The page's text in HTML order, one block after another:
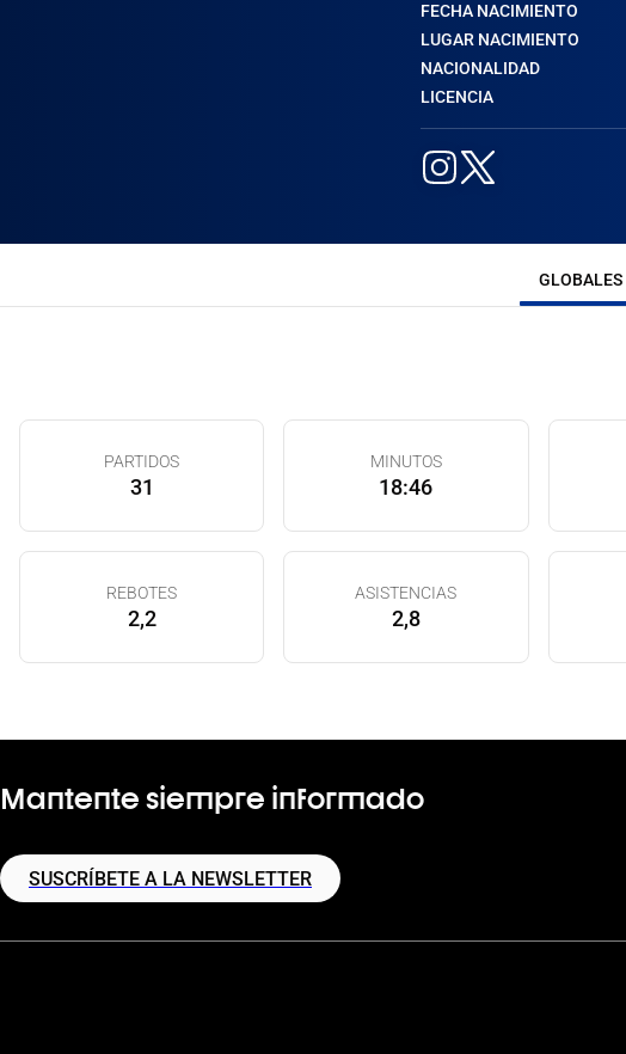
FECHA NACIMIENTO
LUGAR NACIMIENTO
NACIONALIDAD
LICENCIA
GLOBALES
PARTIDOS
31
MINUTOS
18:46
REBOTES
2,2
ASISTENCIAS
2,8
Mantente siempre informado
SUSCRÍBETE A LA NEWSLETTER